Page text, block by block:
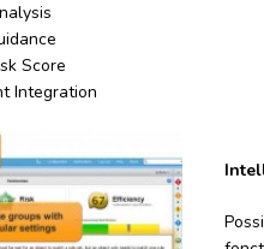
Score
Integration